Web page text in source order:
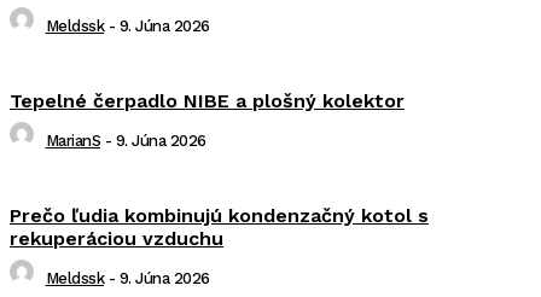
Meldssk - 9. Júna 2026
Tepelné čerpadlo NIBE a plošný kolektor
MarianS - 9. Júna 2026
Prečo ľudia kombinujú kondenzačný kotol s
rekuperáciou vzduchu
Meldssk - 9. Júna 2026